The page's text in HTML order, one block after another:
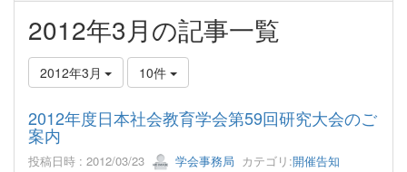
2012年3月の記事一覧
2012年3月 10件
2012年度日本社会教育学会第59回研究大会のご
案内
投稿日時 : 2012/03/23 学会事務局 カテゴリ:開催告知